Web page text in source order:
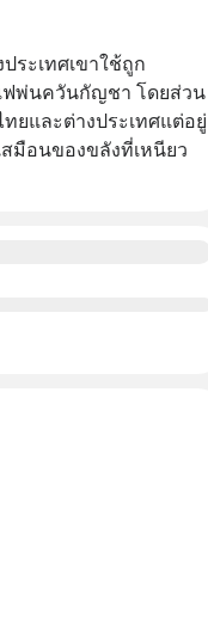
ะเทศเขาใช้ถูก
ฟพ่นควันกัญชา โดยส่วน
ยและต่างประเทศแต่อยู่
มือนของขลังที่เหนียว